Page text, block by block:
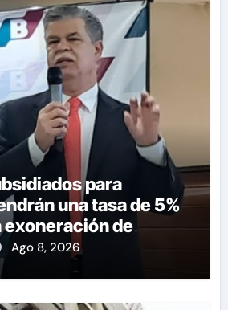
para
una tasa de 5%
exoneración de
Ago 8, 2026